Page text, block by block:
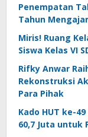
Penempatan
Tahun
Miris! Ruang
Siswa Kelas VI
Rifky Anwar
Rekonstruksi
Para Pihak
Kado HUT ke-
60,7 Juta untuk